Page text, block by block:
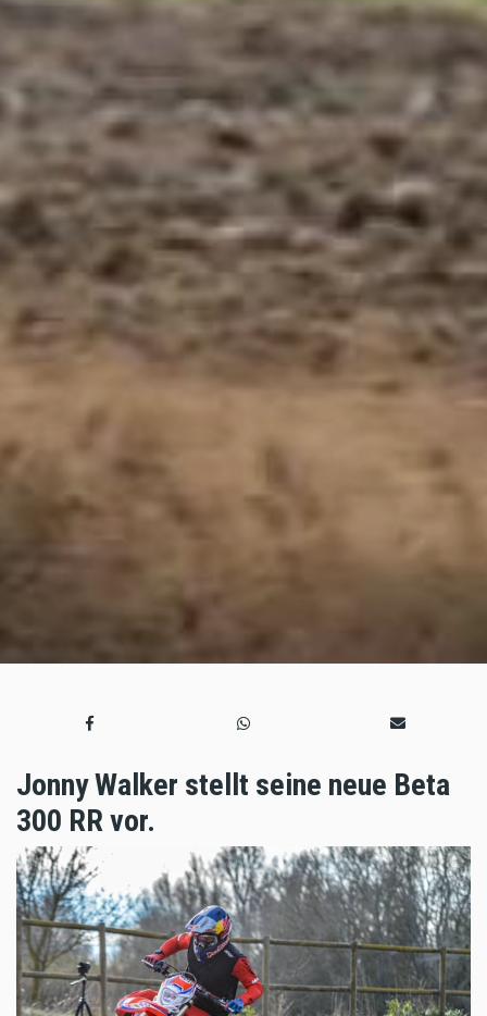
Jonny Walker stellt seine neue Beta
300 RR vor.